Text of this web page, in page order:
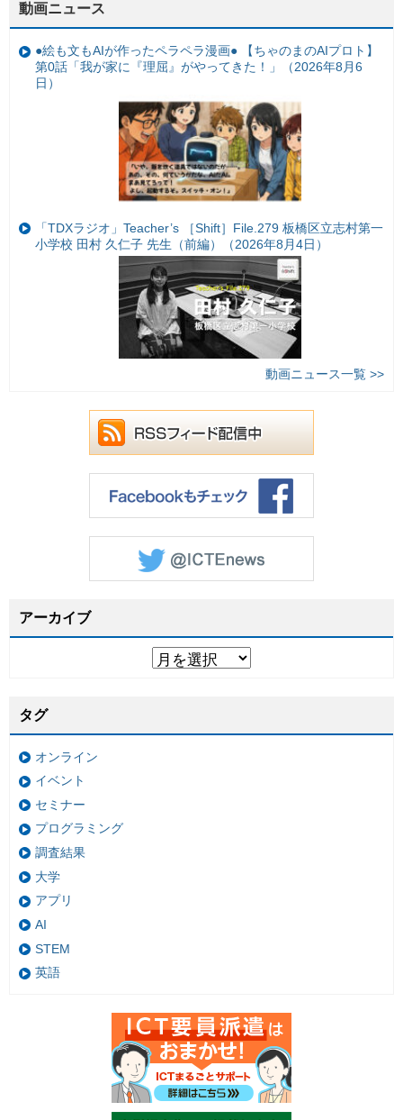
動画ニュース
●絵も文もAIが作ったペラペラ漫画● 【ちゃのまのAIプロト】
第0話「我が家に『理屈』がやってきた！」（2026年8月6
日）
「TDXラジオ」Teacher’s ［Shift］File.279 板橋区立志村第一
小学校 田村 久仁子 先生（前編）（2026年8月4日）
動画ニュース一覧 >>
アーカイブ
タグ
オンライン
イベント
セミナー
プログラミング
調査結果
大学
アプリ
AI
STEM
英語